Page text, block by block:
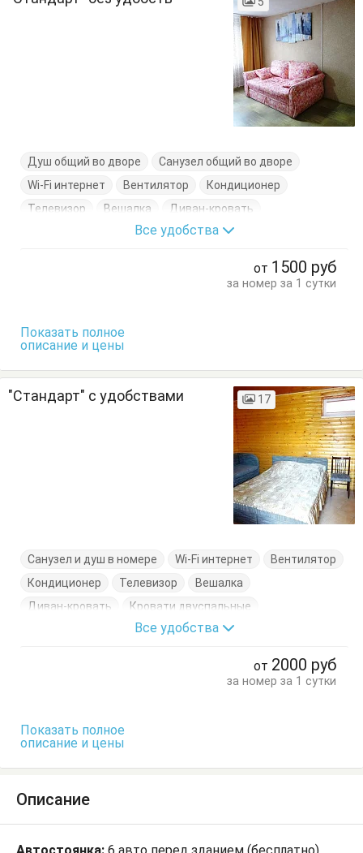
Душ общий во дворе
Санузел общий во дворе
Wi-Fi интернет
Вентилятор
Кондиционер
Телевизор
Вешалка
Диван-кровать
Кровати односпальные
Кровать двуспальная
Все удобства
от 1500 руб
за номер за 1 сутки
Показать полное
описание и цены
"Стандарт" с удобствами 17
Санузел и душ в номере Wi-Fi интернет
Вентилятор
Кондиционер
Телевизор
Вешалка
Диван-кровать
Кровати двуспальные
Кровать односпальная
Обеденный стол
Все удобства
от 2000 руб
за номер за 1 сутки
Показать полное
описание и цены
Описание